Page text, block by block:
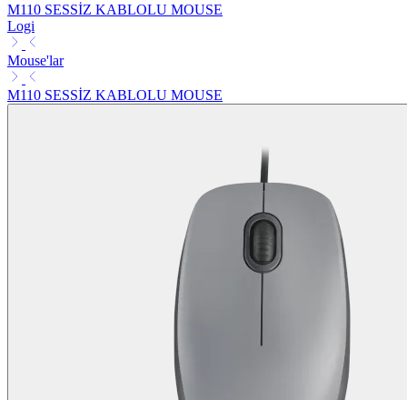
M110 SESSİZ KABLOLU MOUSE
Logi
Mouse'lar
M110 SESSİZ KABLOLU MOUSE